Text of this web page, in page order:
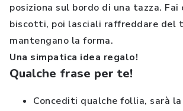
posiziona sul bordo di una tazza.
biscotti, poi lasciali raffreddare del
mantengano la forma.
Una simpatica idea regalo!
Qualche frase per te!
Concediti qualche follia, sarà